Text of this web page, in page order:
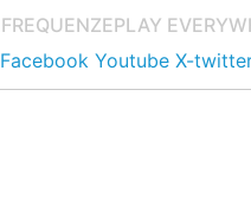
FREQUENZEPLAY
Facebook Youtube X-